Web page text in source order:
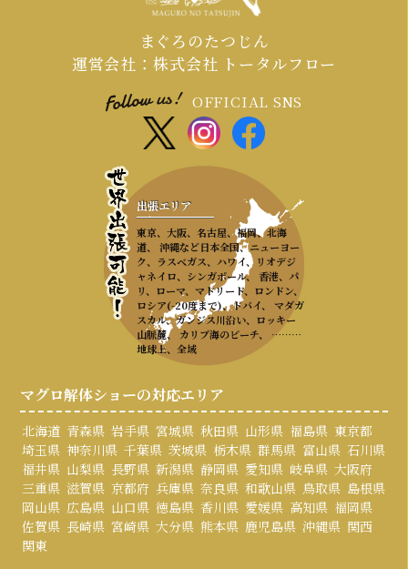
まぐろのたつじん
運営会社：株式会社 トータルフロー
OFFICIAL SNS
出張エリア
東京、大阪、名古屋、福岡、北海
道、 沖縄など日本全国、ニューヨー
ク、ラスベガス、ハワイ、リオデジ
ャネイロ、シンガポール、 香港、パ
リ、ローマ、マドリード、ロンドン、
ロシア(-20度まで)、ドバイ、 マダガ
スカル、ガンジス川沿い、ロッキー
山脈麓、 カリブ海のビーチ、 ………
地球上、全域
マグロ解体ショーの対応エリア
北海道 青森県 岩手県 宮城県 秋田県 山形県 福島県 東京都
埼玉県 神奈川県 千葉県 茨城県 栃木県 群馬県 富山県 石川県
福井県 山梨県 長野県 新潟県 静岡県 愛知県 岐阜県 大阪府
三重県 滋賀県 京都府 兵庫県 奈良県 和歌山県 鳥取県 島根県
岡山県 広島県 山口県 徳島県 香川県 愛媛県 高知県 福岡県
佐賀県 長崎県 宮崎県 大分県 熊本県 鹿児島県 沖縄県 関西
関東